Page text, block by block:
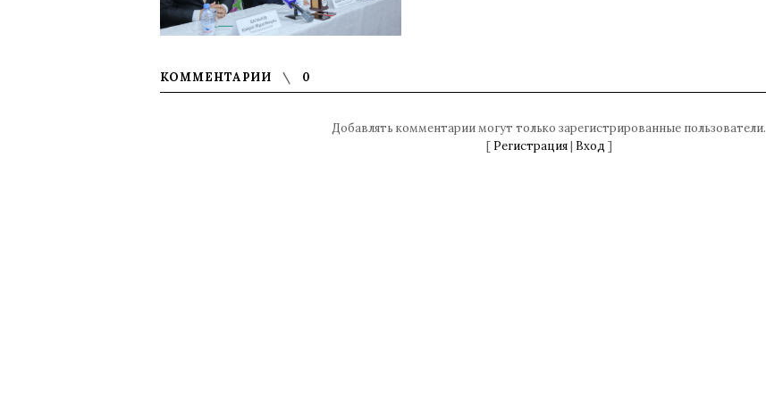
КОММЕНТАРИИ 0
Добавлять комментарии могут только зарегистрированные пользователи.
[ Регистрация| Вход ]